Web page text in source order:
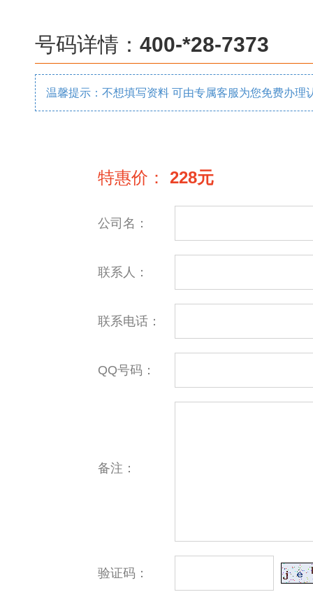
号码详情： 400-*28-7373
温馨提示：不想填写资料 可由专属客服为您免费办理
特惠价： 228元
公司名：
联系人：
联系电话：
QQ号码：
备注：
验证码：